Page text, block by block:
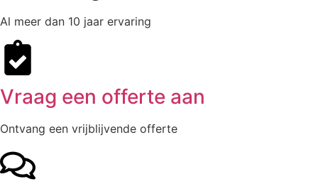
Al meer dan 10 jaar ervaring
Vraag een offerte aan
Ontvang een vrijblijvende offerte